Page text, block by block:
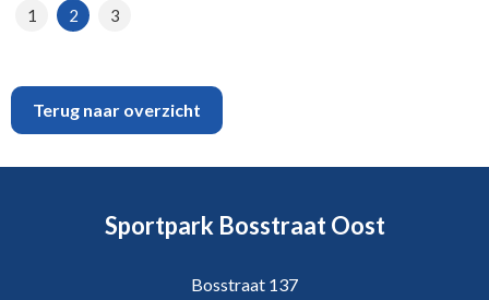
1 2 3
Terug naar overzicht
Sportpark Bosstraat Oost
Bosstraat 137